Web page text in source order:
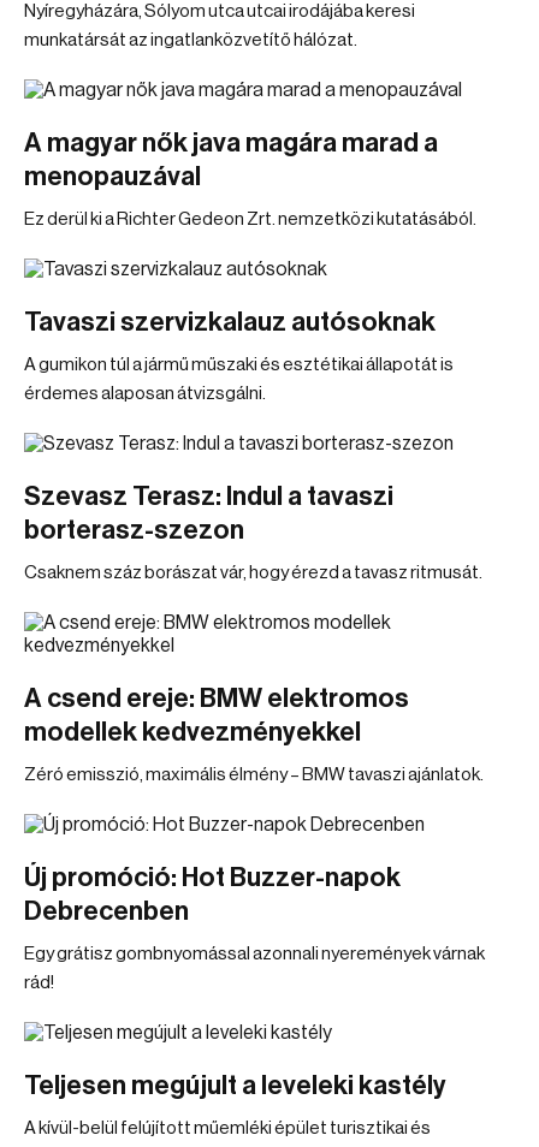
Nyíregyházára, Sólyom utca utcai irodájába keresi
munkatársát az ingatlanközvetítő hálózat.
A magyar nők java magára marad a
menopauzával
Ez derül ki a Richter Gedeon Zrt. nemzetközi kutatásából.
Tavaszi szervizkalauz autósoknak
A gumikon túl a jármű műszaki és esztétikai állapotát is
érdemes alaposan átvizsgálni.
Szevasz Terasz: Indul a tavaszi
borterasz-szezon
Csaknem száz borászat vár, hogy érezd a tavasz ritmusát.
A csend ereje: BMW elektromos
modellek kedvezményekkel
Zéró emisszió, maximális élmény – BMW tavaszi ajánlatok.
Új promóció: Hot Buzzer-napok
Debrecenben
Egy grátisz gombnyomással azonnali nyeremények várnak
rád!
Teljesen megújult a leveleki kastély
A kívül-belül felújított műemléki épület turisztikai és